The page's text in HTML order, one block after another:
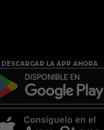
DESCARGAR LA APP AHORA